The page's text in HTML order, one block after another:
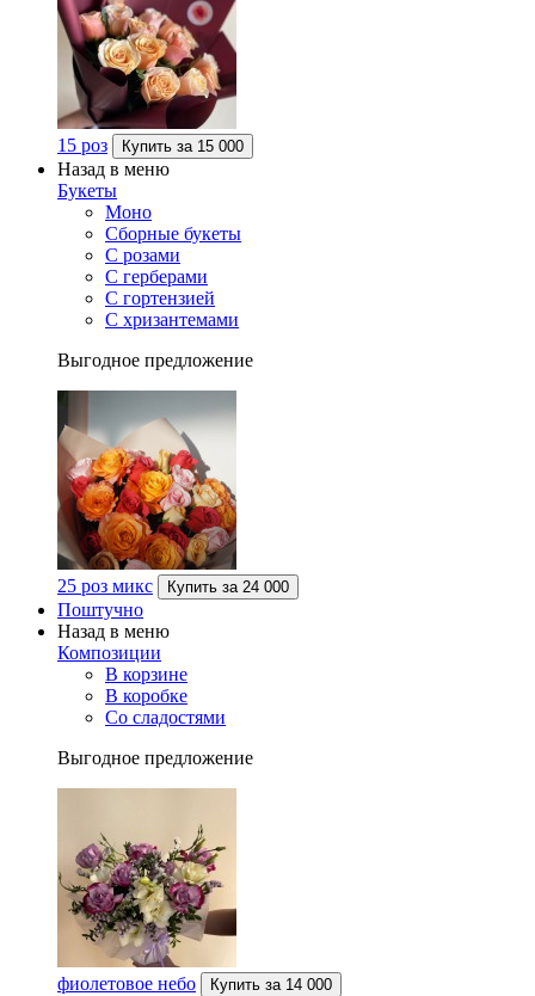
15 роз Купить за 15 000
Назад в меню
Букеты
Моно
Сборные букеты
С розами
С герберами
С гортензией
С хризантемами
Выгодное предложение
25 роз микс Купить за 24 000
Поштучно
Назад в меню
Композиции
В корзине
В коробке
Со сладостями
Выгодное предложение
фиолетовое небо Купить за 14 000